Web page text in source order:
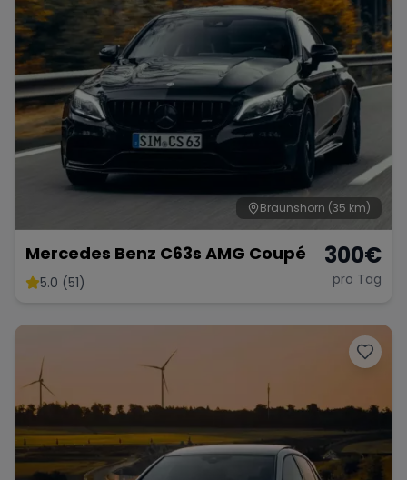
Ford Jaguar
Tesla Dodge
Aston Martin
Braunshorn (35 km)
Mercedes Benz C63s AMG Coupé
5.0 (51)
300€
pro Tag